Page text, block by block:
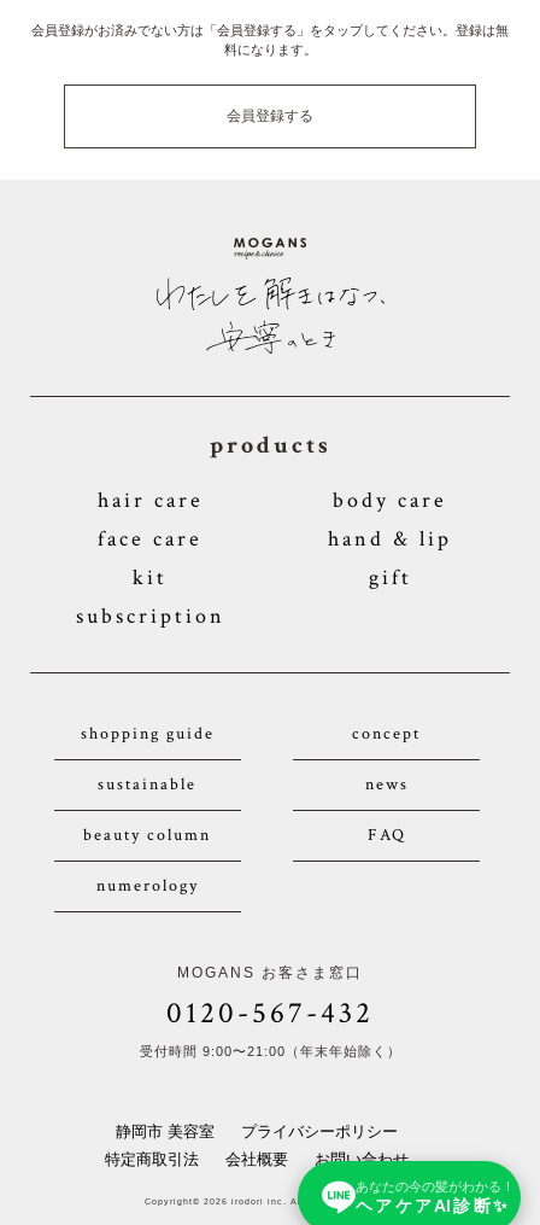
あなたの今の髪がわかる！
ヘアケアAI診断✨
会員登録がお済みでない方は「会員登録する」をタップしてください。登録は無
料になります。
会員登録する
products
hair care
body care
face care
hand & lip
kit
gift
subscription
shopping guide concept
sustainable news
beauty column FAQ
numerology
MOGANS お客さま窓口
0120-567-432
受付時間 9:00〜21:00（年末年始除く）
静岡市 美容室
プライバシーポリシー
特定商取引法
会社概要 お問い合わせ
Copyright© 2026 irodori inc. All Rights Reserved.